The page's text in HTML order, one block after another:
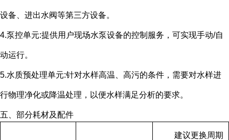
设备、进出水阀等第三方设备。
4.泵控单元:提供用户现场水泵设备的控制服务，可实现手动/自
动运行。
5.水质预处理单元:针对水样高温、高污的条件，需要对水样进
行物理净化或降温处理，以便水样满足分析的要求。
五、部分耗材及配件
建议更换周期